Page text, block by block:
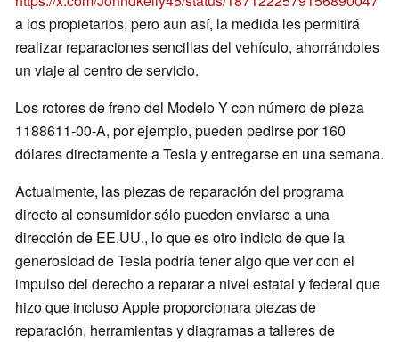
a los propietarios, pero aun así, la medida les permitirá
realizar reparaciones sencillas del vehículo, ahorrándoles
un viaje al centro de servicio.
Los rotores de freno del Modelo Y con número de pieza
1188611-00-A, por ejemplo, pueden pedirse por 160
dólares directamente a Tesla y entregarse en una semana.
Actualmente, las piezas de reparación del programa
directo al consumidor sólo pueden enviarse a una
dirección de EE.UU., lo que es otro indicio de que la
generosidad de Tesla podría tener algo que ver con el
impulso del derecho a reparar a nivel estatal y federal que
hizo que incluso Apple proporcionara piezas de
reparación, herramientas y diagramas a talleres de